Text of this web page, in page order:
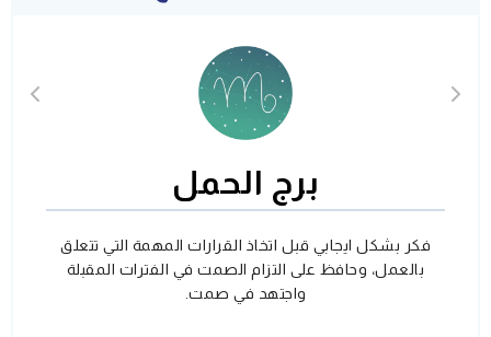
برج الحمل
فكر بشكل ايجابي قبل اتخاذ القرارات المهمة التي تتعلق
بالعمل، وحافظ على التزام الصمت في الفترات المقبلة
واجتهد في صمت.